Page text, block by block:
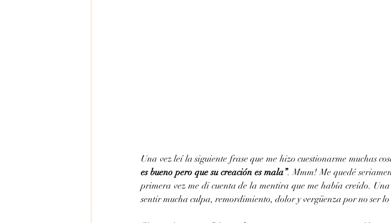
Una vez leí la siguiente frase que me hizo cuestionarme muchas
es bueno pero que su creación es mala”. Mmm! Me quedé
primera vez me di cuenta de la mentira que me había creído.
sentir mucha culpa, remordimiento, dolor y vergüenza por no ser